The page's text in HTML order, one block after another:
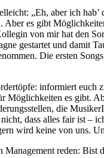
„Eh, aber ich
Aber es gibt
von mir hat den
gestartet und damit
Die ersten
informiert euch
Möglichkeiten es gibt.
die
dass alles fair ist –
wird keine von uns.
reden: Bist